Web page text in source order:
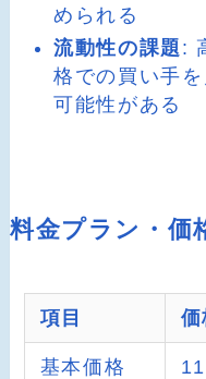
められる
流動性の課題 :
格での買い手
可能性がある
料金プラン・価
項目 価
基本価格